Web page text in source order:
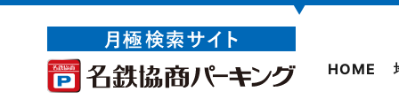
▼
HOME